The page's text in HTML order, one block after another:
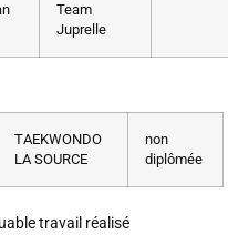
Team
Juprelle
TAEKWONDO
LA SOURCE
non
diplômée
travail réalisé